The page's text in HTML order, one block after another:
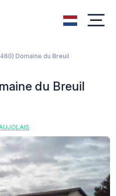
Domaine du Breuil
du Breuil